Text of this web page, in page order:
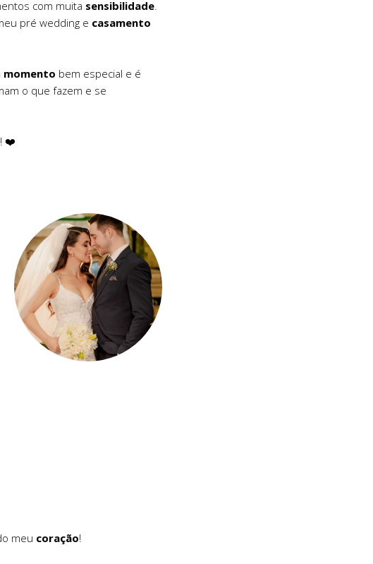
com muita sensibilidade.
pré wedding e casamento
momento bem especial e é
o que fazem e se
❤️
meu coração!